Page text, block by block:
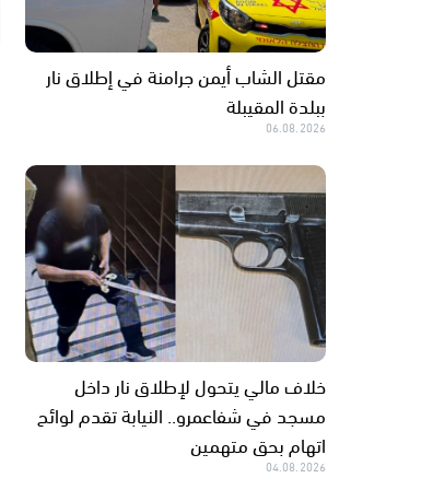
مقتل الشاب أيمن جرامنة في إطلاق نار
ببلدة المقيبلة
06.08.2026
خلاف مالي يتحول لإطلاق نار داخل
مسجد في شفاعمرو.. النيابة تقدم لوائح
اتهام بحق متهمين
04.08.2026